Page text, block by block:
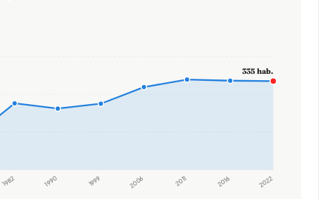
1982 1990 1999 2006 2011 2016 2022
335 hab.